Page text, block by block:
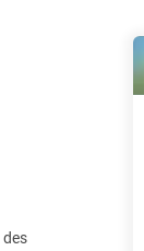
des